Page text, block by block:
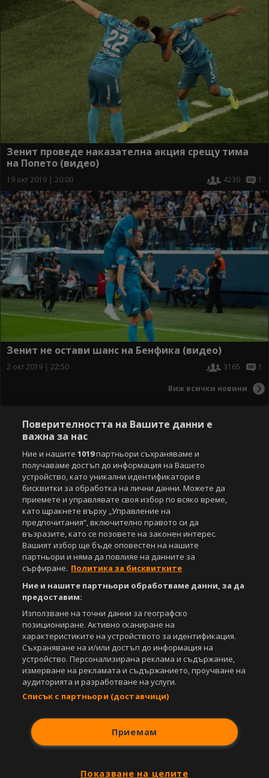
Зенит проведе наказателна акция срещу тима
на Попето (видео)
19 окт 2019 | 20:00 4230 1
Зенит не остави шанс на Бенфика (видео)
2 окт 2019 | 22:50 3165 1
Виж всички новини
Поверителността на Вашите данни е
важна за нас
Ние и нашите1019партньори съхраняваме и
получаваме достъп до информация на Вашето
устройство, като уникални идентификатори в
бисквитки за обработка на лични данни. Можете да
приемете и управлявате своя избор по всяко време,
като щракнете върху „Управление на
предпочитания“, включително правото си да
възразите, като се позовете на законен интерес.
Вашият избор ще бъде оповестен на нашите
партньори и няма да повлияе на данните за
сърфиране. Политика за бисквитките
Ние и нашите партньори обработваме данни, за да
предоставим:
Използване на точни данни за географско
позициониране. Активно сканиране на
характеристиките на устройството за идентификация.
Съхраняване на и/или достъп до информация на
устройство. Персонализирана реклама и съдържание,
измерване на рекламата и съдържанието, проучване на
аудиторията и разработване на услуги.
Списък с партньори (доставчици)
Приемам
Показване на целите